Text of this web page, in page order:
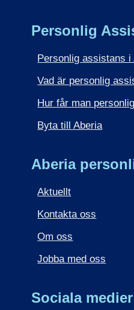
Personlig
Personlig assistans i
Vad är personlig
Hur får man
Byta till Aberia
Aberia
Aktuellt
Kontakta oss
Om oss
Jobba med oss
Sociala medier